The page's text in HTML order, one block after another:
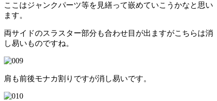
ここはジャンクパーツ等を見繕って嵌めていこうかなと思い
ます。
両サイドのスラスター部分も合わせ目が出ますがこちらは消
し易いものですね。
肩も前後モナカ割りですが消し易いです。